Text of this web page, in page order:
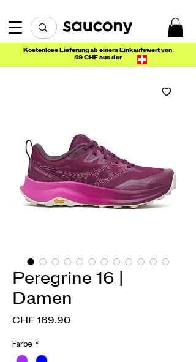
Kostenlose Lieferung ab einem Einkaufswert von
49 CHF aus der
Peregrine 16 |
Damen
CHF 169.90Preis
Farbe *